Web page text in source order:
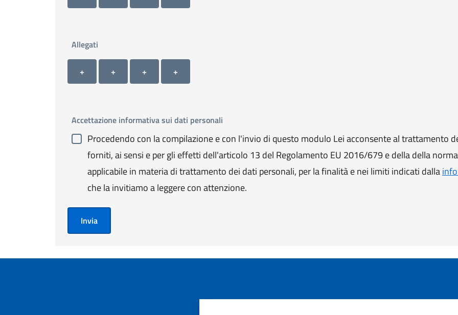
Allegati
Allegato 1
+
Allegato 2
+
Allegato 3
+
Allegato 4
+
Accettazione informativa sui dati personali
Procedendo con la compilazione e con l'invio di questo modulo Lei acconsente al trattamento
forniti, ai sensi e per gli effetti dell'articolo 13 del Regolamento EU 2016/679 e della della
applicabile in materia di trattamento dei dati personali, per la finalità e nei limiti indicati dalla
che la invitiamo a leggere con attenzione.
Invia